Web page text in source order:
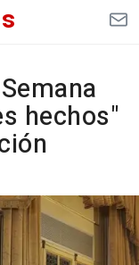
hechos"